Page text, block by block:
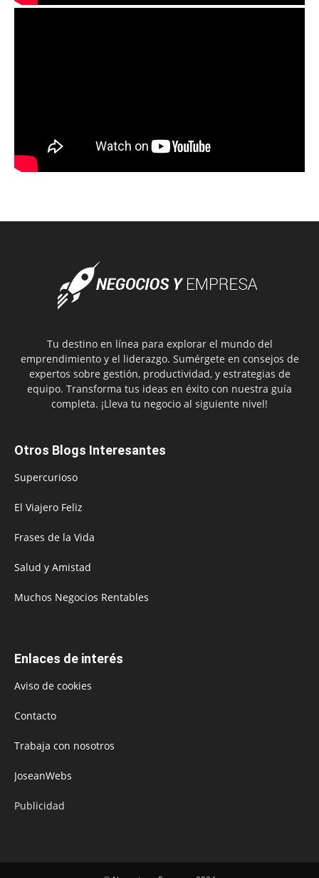
Tu destino en línea para explorar el mundo del
emprendimiento y el liderazgo. Sumérgete en consejos de
expertos sobre gestión, productividad, y estrategias de
equipo. Transforma tus ideas en éxito con nuestra guía
completa. ¡Lleva tu negocio al siguiente nivel!
Otros Blogs Interesantes
Supercurioso
El Viajero Feliz
Frases de la Vida
Salud y Amistad
Muchos Negocios Rentables
Enlaces de interés
Aviso de cookies
Contacto
Trabaja con nosotros
JoseanWebs
Publicidad